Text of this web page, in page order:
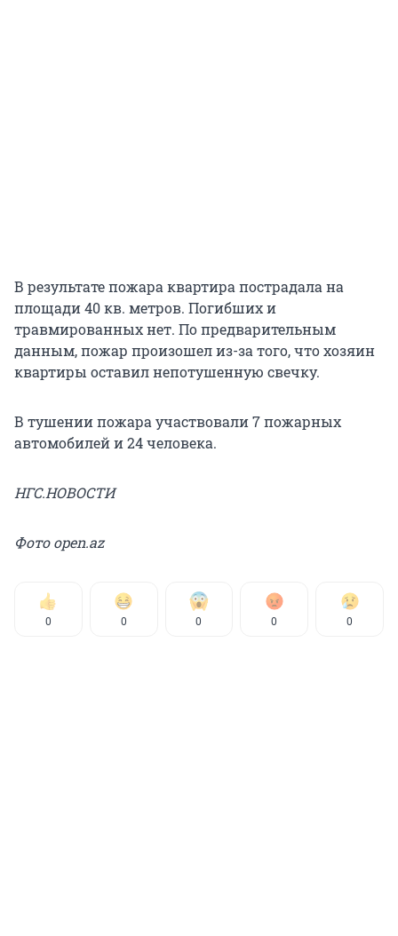
В результате пожара квартира пострадала на
площади 40 кв. метров. Погибших и
травмированных нет. По предварительным
данным, пожар произошел из-за того, что хозяин
квартиры оставил непотушенную свечку.
В тушении пожара участвовали 7 пожарных
автомобилей и 24 человека.
НГС.НОВОСТИ
Фото open.az
0 0 0 0 0